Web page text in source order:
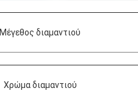
Μέγεθος διαμαντιού
Χρώμα διαμαντιού